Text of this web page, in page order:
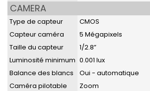
CAMERA
Type de capteur
CMOS
Capteur caméra
5 Mégapixels
Taille du capteur
1/2.8”
Luminosité minimum 0.001 lux
Balance des blancs
Oui - automatique
Caméra pilotable
Zoom